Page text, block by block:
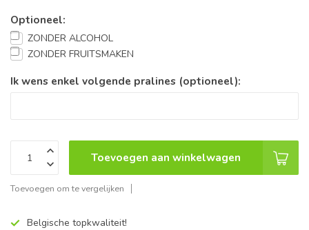
Optioneel:
ZONDER ALCOHOL
ZONDER FRUITSMAKEN
Ik wens enkel volgende pralines (optioneel):
Toevoegen aan winkelwagen
Toevoegen om te vergelijken
Belgische topkwaliteit!